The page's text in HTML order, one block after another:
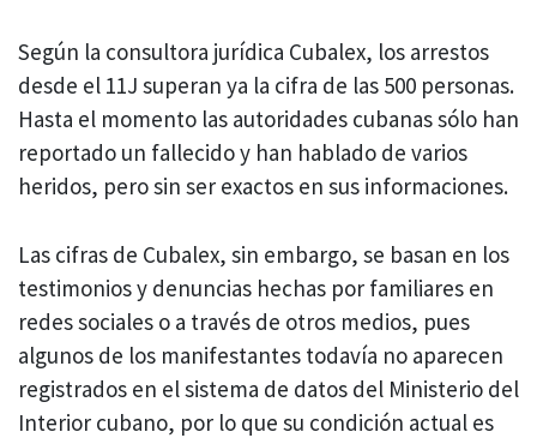
Según la consultora jurídica Cubalex, los arrestos
desde el 11J superan ya la cifra de las 500 personas.
Hasta el momento las autoridades cubanas sólo han
reportado un fallecido y han hablado de varios
heridos, pero sin ser exactos en sus informaciones.
Las cifras de Cubalex, sin embargo, se basan en los
testimonios y denuncias hechas por familiares en
redes sociales o a través de otros medios, pues
algunos de los manifestantes todavía no aparecen
registrados en el sistema de datos del Ministerio del
Interior cubano, por lo que su condición actual es